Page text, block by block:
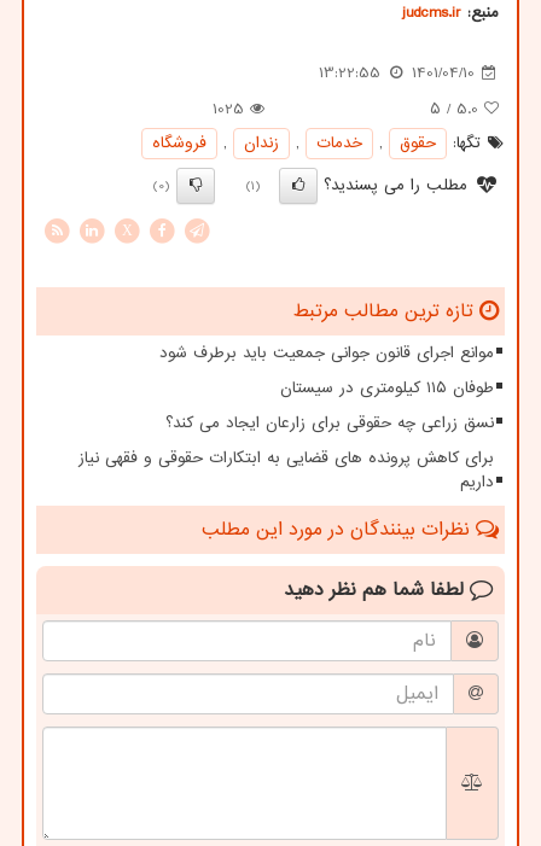
منبع: judcms.ir
1401/04/10
13:22:55
5.0 / ۵
1025
تگها:
حقوق , خدمات , زندان ,
فروشگاه
مطلب را می پسندید؟
(1)
(0)
X
تازه ترین مطالب مرتبط
موانع اجرای قانون جوانی جمعیت باید برطرف شود
طوفان ۱۱۵ کیلومتری در سیستان
نسق زراعی چه حقوقی برای زارعان ایجاد می کند؟
برای کاهش پرونده های قضایی به ابتکارات حقوقی و فقهی نیاز
داریم
نظرات بینندگان در مورد این مطلب
لطفا شما هم نظر دهید